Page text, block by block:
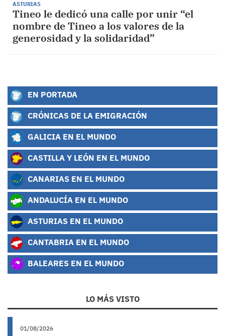
ASTURIAS
Tineo le dedicó una calle por unir “el
nombre de Tineo a los valores de la
generosidad y la solidaridad”
EN PORTADA
CRÓNICAS DE LA EMIGRACIÓN
GALICIA EN EL MUNDO
CASTILLA Y LEÓN EN EL MUNDO
CANARIAS EN EL MUNDO
ANDALUCÍA EN EL MUNDO
ASTURIAS EN EL MUNDO
CANTABRIA EN EL MUNDO
BALEARES EN EL MUNDO
LO MÁS VISTO
01/08/2026